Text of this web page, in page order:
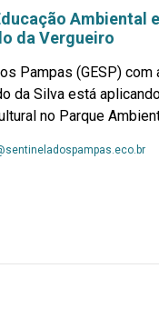
Ambiental
da Vergueiro
Pampas (GESP) com
da Silva está
no Parque